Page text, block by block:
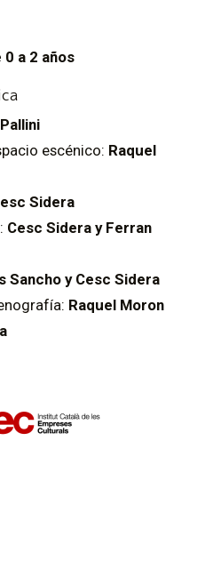
0 a 2 años
escénico: Raquel
Sidera
Cesc Sidera y Ferran
Sancho y Cesc Sidera
Raquel Moron